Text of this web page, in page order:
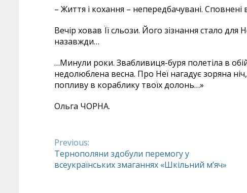
– Життя і кохання – непередбачувані.
Вечір ховав Її сльози. Його зізнання стало для
назавжди…
…Минули роки. Звабливиця-буря полетіла в
недолюблена весна. Про Неї нагадує зоряна ніч,
попливу в кораблику твоїх долонь…»
Ольга ЧОРНА.
Continue
Reading
Previous:
Тернополяни здобули перемогу у
всеукраїнських змаганнях «Шкільний м’яч»